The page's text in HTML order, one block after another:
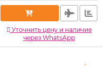
Уточнить цену и наличие
через WhatsApp